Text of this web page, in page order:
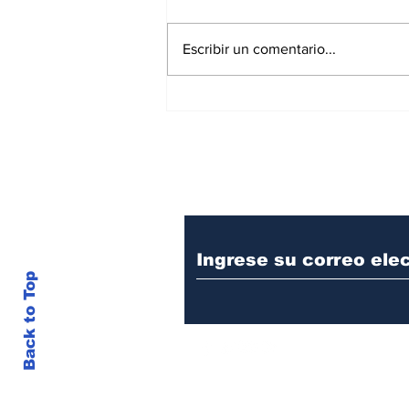
Escribir un comentario...
Back to Top